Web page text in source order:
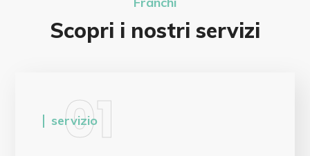
Scopri i nostri servizi
01
servizio